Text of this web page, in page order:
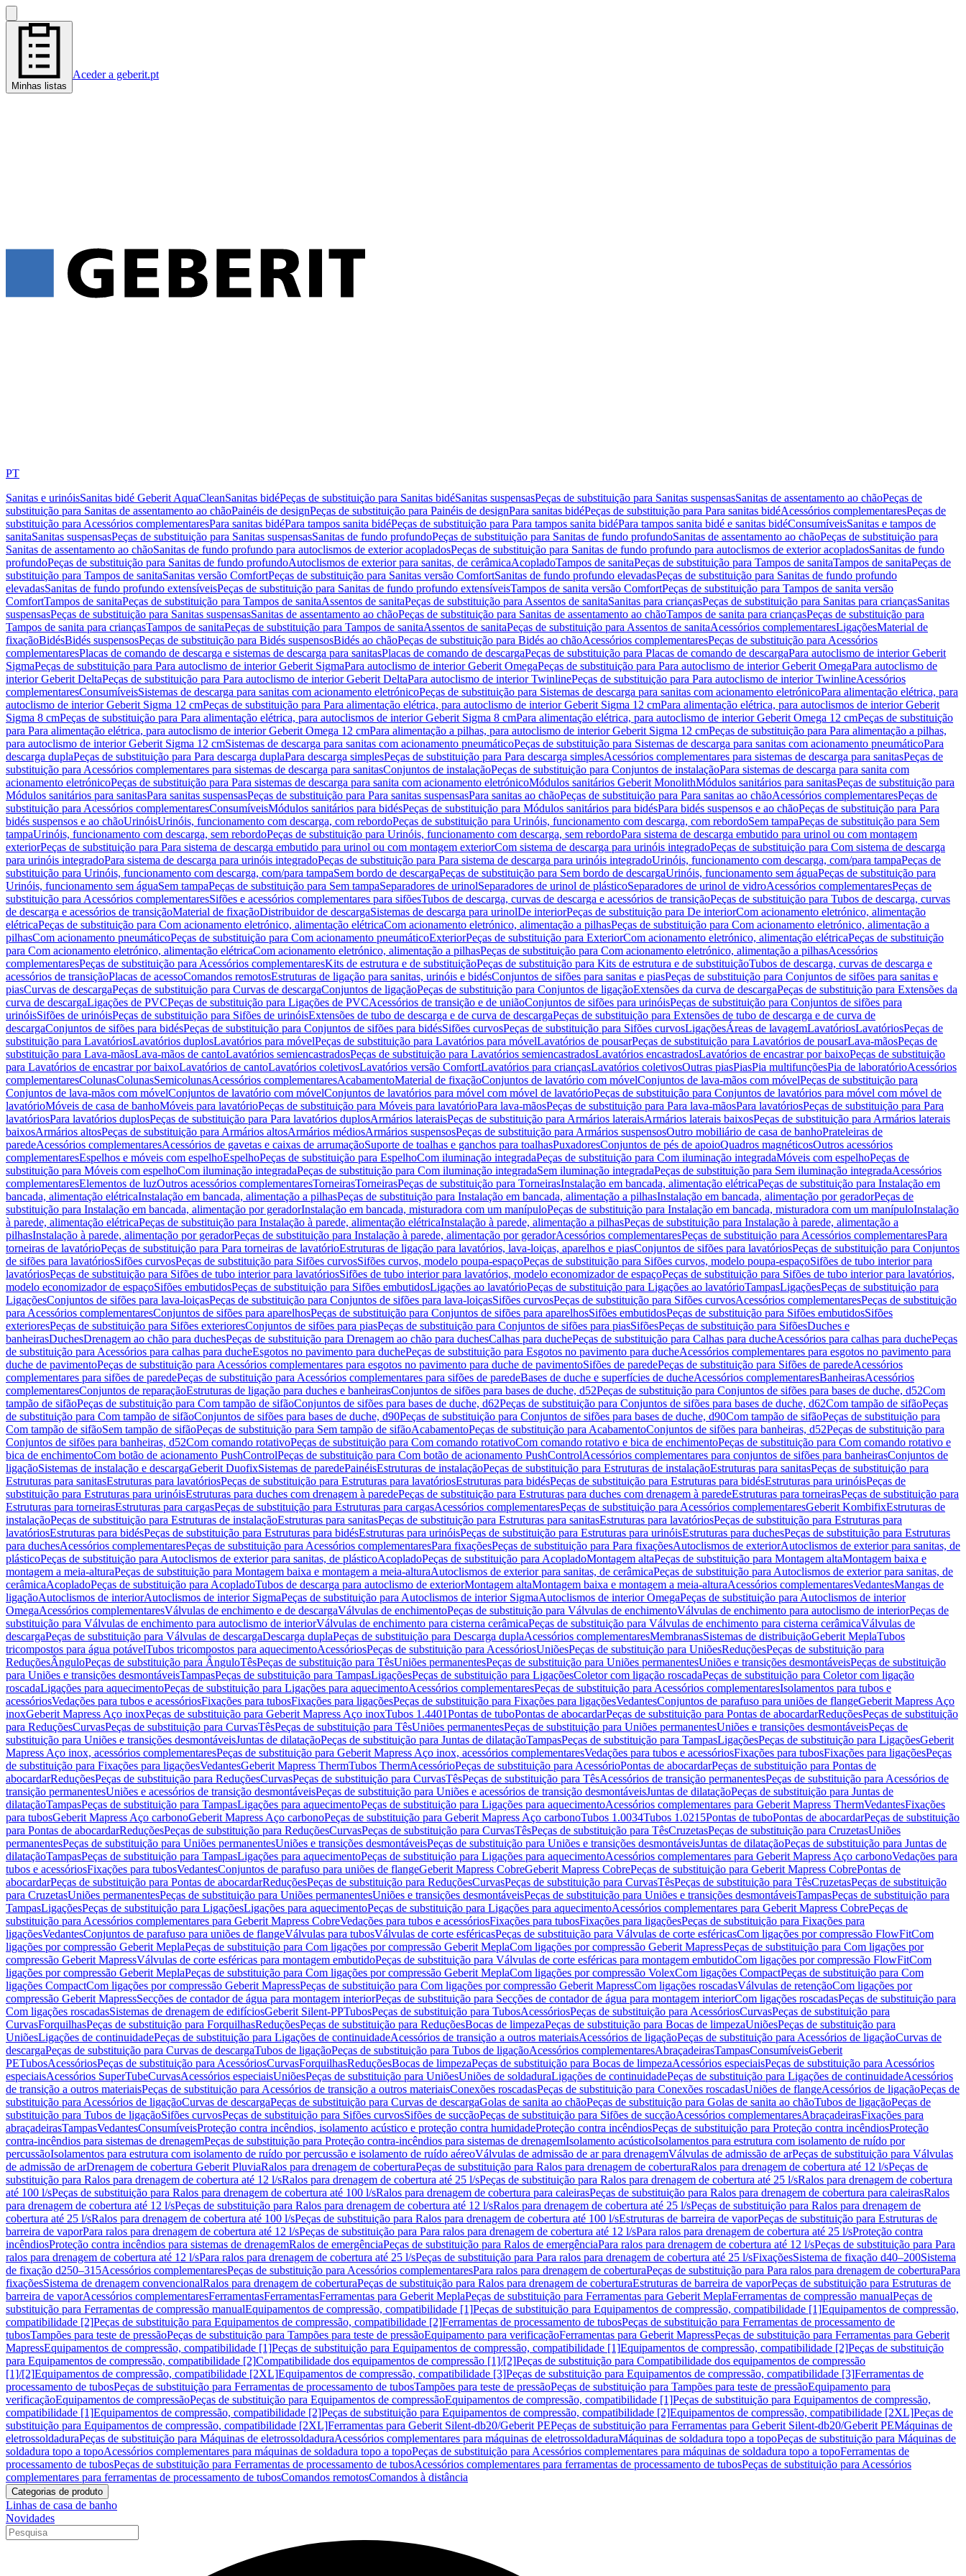
Minhas listas
Aceder a geberit.pt
PT
Sanitas e urinóisSanitas bidé Geberit AquaCleanSanitas bidéPeças de substituição para Sanitas bidéSanitas suspensasPeças de substituição para Sanitas suspensasSanitas de assentamento ao chãoPeças de
substituição para Sanitas de assentamento ao chãoPainéis de designPeças de substituição para Painéis de designPara sanitas bidéPeças de substituição para Para sanitas bidéAcessórios complementaresPeças de
substituição para Acessórios complementaresPara sanitas bidéPara tampos sanita bidéPeças de substituição para Para tampos sanita bidéPara tampos sanita bidé e sanitas bidéConsumíveisSanitas e tampos de
sanitaSanitas suspensasPeças de substituição para Sanitas suspensasSanitas de fundo profundoPeças de substituição para Sanitas de fundo profundoSanitas de assentamento ao chãoPeças de substituição para
Sanitas de assentamento ao chãoSanitas de fundo profundo para autoclismos de exterior acopladosPeças de substituição para Sanitas de fundo profundo para autoclismos de exterior acopladosSanitas de fundo
profundoPeças de substituição para Sanitas de fundo profundoAutoclismos de exterior para sanitas, de cerâmicaAcopladoTampos de sanitaPeças de substituição para Tampos de sanitaTampos de sanitaPeças de
substituição para Tampos de sanitaSanitas versão ComfortPeças de substituição para Sanitas versão ComfortSanitas de fundo profundo elevadasPeças de substituição para Sanitas de fundo profundo
elevadasSanitas de fundo profundo extensíveisPeças de substituição para Sanitas de fundo profundo extensíveisTampos de sanita versão ComfortPeças de substituição para Tampos de sanita versão
ComfortTampos de sanitaPeças de substituição para Tampos de sanitaAssentos de sanitaPeças de substituição para Assentos de sanitaSanitas para criançasPeças de substituição para Sanitas para criançasSanitas
suspensasPeças de substituição para Sanitas suspensasSanitas de assentamento ao chãoPeças de substituição para Sanitas de assentamento ao chãoTampos de sanita para criançasPeças de substituição para
Tampos de sanita para criançasTampos de sanitaPeças de substituição para Tampos de sanitaAssentos de sanitaPeças de substituição para Assentos de sanitaAcessórios complementaresLigaçõesMaterial de
fixaçãoBidésBidés suspensosPeças de substituição para Bidés suspensosBidés ao chãoPeças de substituição para Bidés ao chãoAcessórios complementaresPeças de substituição para Acessórios
complementaresPlacas de comando de descarga e sistemas de descarga para sanitasPlacas de comando de descargaPeças de substituição para Placas de comando de descargaPara autoclismo de interior Geberit
SigmaPeças de substituição para Para autoclismo de interior Geberit SigmaPara autoclismo de interior Geberit OmegaPeças de substituição para Para autoclismo de interior Geberit OmegaPara autoclismo de
interior Geberit DeltaPeças de substituição para Para autoclismo de interior Geberit DeltaPara autoclismo de interior TwinlinePeças de substituição para Para autoclismo de interior TwinlineAcessórios
complementaresConsumíveisSistemas de descarga para sanitas com acionamento eletrónicoPeças de substituição para Sistemas de descarga para sanitas com acionamento eletrónicoPara alimentação elétrica, para
autoclismo de interior Geberit Sigma 12 cmPeças de substituição para Para alimentação elétrica, para autoclismo de interior Geberit Sigma 12 cmPara alimentação elétrica, para autoclismos de interior Geberit
Sigma 8 cmPeças de substituição para Para alimentação elétrica, para autoclismos de interior Geberit Sigma 8 cmPara alimentação elétrica, para autoclismo de interior Geberit Omega 12 cmPeças de substituição
para Para alimentação elétrica, para autoclismo de interior Geberit Omega 12 cmPara alimentação a pilhas, para autoclismo de interior Geberit Sigma 12 cmPeças de substituição para Para alimentação a pilhas,
para autoclismo de interior Geberit Sigma 12 cmSistemas de descarga para sanitas com acionamento pneumáticoPeças de substituição para Sistemas de descarga para sanitas com acionamento pneumáticoPara
descarga duplaPeças de substituição para Para descarga duplaPara descarga simplesPeças de substituição para Para descarga simplesAcessórios complementares para sistemas de descarga para sanitasPeças de
substituição para Acessórios complementares para sistemas de descarga para sanitasConjuntos de instalaçãoPeças de substituição para Conjuntos de instalaçãoPara sistemas de descarga para sanita com
acionamento eletrónicoPeças de substituição para Para sistemas de descarga para sanita com acionamento eletrónicoMódulos sanitários Geberit MonolithMódulos sanitários para sanitasPeças de substituição para
Módulos sanitários para sanitasPara sanitas suspensasPeças de substituição para Para sanitas suspensasPara sanitas ao chãoPeças de substituição para Para sanitas ao chãoAcessórios complementaresPeças de
substituição para Acessórios complementaresConsumíveisMódulos sanitários para bidésPeças de substituição para Módulos sanitários para bidésPara bidés suspensos e ao chãoPeças de substituição para Para
bidés suspensos e ao chãoUrinóisUrinóis, funcionamento com descarga, com rebordoPeças de substituição para Urinóis, funcionamento com descarga, com rebordoSem tampaPeças de substituição para Sem
tampaUrinóis, funcionamento com descarga, sem rebordoPeças de substituição para Urinóis, funcionamento com descarga, sem rebordoPara sistema de descarga embutido para urinol ou com montagem
exteriorPeças de substituição para Para sistema de descarga embutido para urinol ou com montagem exteriorCom sistema de descarga para urinóis integradoPeças de substituição para Com sistema de descarga
para urinóis integradoPara sistema de descarga para urinóis integradoPeças de substituição para Para sistema de descarga para urinóis integradoUrinóis, funcionamento com descarga, com/para tampaPeças de
substituição para Urinóis, funcionamento com descarga, com/para tampaSem bordo de descargaPeças de substituição para Sem bordo de descargaUrinóis, funcionamento sem águaPeças de substituição para
Urinóis, funcionamento sem águaSem tampaPeças de substituição para Sem tampaSeparadores de urinolSeparadores de urinol de plásticoSeparadores de urinol de vidroAcessórios complementaresPeças de
substituição para Acessórios complementaresSifões e acessórios complementares para sifõesTubos de descarga, curvas de descarga e acessórios de transiçãoPeças de substituição para Tubos de descarga, curvas
de descarga e acessórios de transiçãoMaterial de fixaçãoDistribuidor de descargaSistemas de descarga para urinolDe interiorPeças de substituição para De interiorCom acionamento eletrónico, alimentação
elétricaPeças de substituição para Com acionamento eletrónico, alimentação elétricaCom acionamento eletrónico, alimentação a pilhasPeças de substituição para Com acionamento eletrónico, alimentação a
pilhasCom acionamento pneumáticoPeças de substituição para Com acionamento pneumáticoExteriorPeças de substituição para ExteriorCom acionamento eletrónico, alimentação elétricaPeças de substituição
para Com acionamento eletrónico, alimentação elétricaCom acionamento eletrónico, alimentação a pilhasPeças de substituição para Com acionamento eletrónico, alimentação a pilhasAcessórios
complementaresPeças de substituição para Acessórios complementaresKits de estrutura e de substituiçãoPeças de substituição para Kits de estrutura e de substituiçãoTubos de descarga, curvas de descarga e
acessórios de transiçãoPlacas de acessoComandos remotosEstruturas de ligação para sanitas, urinóis e bidésConjuntos de sifões para sanitas e piasPeças de substituição para Conjuntos de sifões para sanitas e
piasCurvas de descargaPeças de substituição para Curvas de descargaConjuntos de ligaçãoPeças de substituição para Conjuntos de ligaçãoExtensões da curva de descargaPeças de substituição para Extensões da
curva de descargaLigações de PVCPeças de substituição para Ligações de PVCAcessórios de transição e de uniãoConjuntos de sifões para urinóisPeças de substituição para Conjuntos de sifões para
urinóisSifões de urinóisPeças de substituição para Sifões de urinóisExtensões de tubo de descarga e de curva de descargaPeças de substituição para Extensões de tubo de descarga e de curva de
descargaConjuntos de sifões para bidésPeças de substituição para Conjuntos de sifões para bidésSifões curvosPeças de substituição para Sifões curvosLigaçõesÁreas de lavagemLavatóriosLavatóriosPeças de
substituição para LavatóriosLavatórios duplosLavatórios para móvelPeças de substituição para Lavatórios para móvelLavatórios de pousarPeças de substituição para Lavatórios de pousarLava-mãosPeças de
substituição para Lava-mãosLava-mãos de cantoLavatórios semiencastradosPeças de substituição para Lavatórios semiencastradosLavatórios encastradosLavatórios de encastrar por baixoPeças de substituição
para Lavatórios de encastrar por baixoLavatórios de cantoLavatórios coletivosLavatórios versão ComfortLavatórios para criançasLavatórios coletivosOutras piasPiasPia multifunçõesPia de laboratórioAcessórios
complementaresColunasColunasSemicolunasAcessórios complementaresAcabamentoMaterial de fixaçãoConjuntos de lavatório com móvelConjuntos de lava-mãos com móvelPeças de substituição para
Conjuntos de lava-mãos com móvelConjuntos de lavatório com móvelConjuntos de lavatórios para móvel com móvel de lavatórioPeças de substituição para Conjuntos de lavatórios para móvel com móvel de
lavatórioMóveis de casa de banhoMóveis para lavatórioPeças de substituição para Móveis para lavatórioPara lava-mãosPeças de substituição para Para lava-mãosPara lavatóriosPeças de substituição para Para
lavatóriosPara lavatórios duplosPeças de substituição para Para lavatórios duplosArmários lateraisPeças de substituição para Armários lateraisArmários laterais baixosPeças de substituição para Armários laterais
baixosArmários altosPeças de substituição para Armários altosArmários médiosArmários suspensosPeças de substituição para Armários suspensosOutro mobiliário de casa de banhoPrateleiras de
paredeAcessórios complementaresAcessórios de gavetas e caixas de arrumaçãoSuporte de toalhas e ganchos para toalhasPuxadoresConjuntos de pés de apoioQuadros magnéticosOutros acessórios
complementaresEspelhos e móveis com espelhoEspelhoPeças de substituição para EspelhoCom iluminação integradaPeças de substituição para Com iluminação integradaMóveis com espelhoPeças de
substituição para Móveis com espelhoCom iluminação integradaPeças de substituição para Com iluminação integradaSem iluminação integradaPeças de substituição para Sem iluminação integradaAcessórios
complementaresElementos de luzOutros acessórios complementaresTorneirasTorneirasPeças de substituição para TorneirasInstalação em bancada, alimentação elétricaPeças de substituição para Instalação em
bancada, alimentação elétricaInstalação em bancada, alimentação a pilhasPeças de substituição para Instalação em bancada, alimentação a pilhasInstalação em bancada, alimentação por geradorPeças de
substituição para Instalação em bancada, alimentação por geradorInstalação em bancada, misturadora com um manípuloPeças de substituição para Instalação em bancada, misturadora com um manípuloInstalação
à parede, alimentação elétricaPeças de substituição para Instalação à parede, alimentação elétricaInstalação à parede, alimentação a pilhasPeças de substituição para Instalação à parede, alimentação a
pilhasInstalação à parede, alimentação por geradorPeças de substituição para Instalação à parede, alimentação por geradorAcessórios complementaresPeças de substituição para Acessórios complementaresPara
torneiras de lavatórioPeças de substituição para Para torneiras de lavatórioEstruturas de ligação para lavatórios, lava-loiças, aparelhos e piasConjuntos de sifões para lavatóriosPeças de substituição para Conjuntos
de sifões para lavatóriosSifões curvosPeças de substituição para Sifões curvosSifões curvos, modelo poupa-espaçoPeças de substituição para Sifões curvos, modelo poupa-espaçoSifões de tubo interior para
lavatóriosPeças de substituição para Sifões de tubo interior para lavatóriosSifões de tubo interior para lavatórios, modelo economizador de espaçoPeças de substituição para Sifões de tubo interior para lavatórios,
modelo economizador de espaçoSifões embutidosPeças de substituição para Sifões embutidosLigações ao lavatórioPeças de substituição para Ligações ao lavatórioTampasLigaçõesPeças de substituição para
LigaçõesConjuntos de sifões para lava-loiçasPeças de substituição para Conjuntos de sifões para lava-loiçasSifões curvosPeças de substituição para Sifões curvosAcessórios complementaresPeças de substituição
para Acessórios complementaresConjuntos de sifões para aparelhosPeças de substituição para Conjuntos de sifões para aparelhosSifões embutidosPeças de substituição para Sifões embutidosSifões
exterioresPeças de substituição para Sifões exterioresConjuntos de sifões para piasPeças de substituição para Conjuntos de sifões para piasSifõesPeças de substituição para SifõesDuches e
banheirasDuchesDrenagem ao chão para duchesPeças de substituição para Drenagem ao chão para duchesCalhas para duchePeças de substituição para Calhas para ducheAcessórios para calhas para duchePeças
de substituição para Acessórios para calhas para ducheEsgotos no pavimento para duchePeças de substituição para Esgotos no pavimento para ducheAcessórios complementares para esgotos no pavimento para
duche de pavimentoPeças de substituição para Acessórios complementares para esgotos no pavimento para duche de pavimentoSifões de paredePeças de substituição para Sifões de paredeAcessórios
complementares para sifões de paredePeças de substituição para Acessórios complementares para sifões de paredeBases de duche e superfícies de ducheAcessórios complementaresBanheirasAcessórios
complementaresConjuntos de reparaçãoEstruturas de ligação para duches e banheirasConjuntos de sifões para bases de duche, d52Peças de substituição para Conjuntos de sifões para bases de duche, d52Com
tampão de sifãoPeças de substituição para Com tampão de sifãoConjuntos de sifões para bases de duche, d62Peças de substituição para Conjuntos de sifões para bases de duche, d62Com tampão de sifãoPeças
de substituição para Com tampão de sifãoConjuntos de sifões para bases de duche, d90Peças de substituição para Conjuntos de sifões para bases de duche, d90Com tampão de sifãoPeças de substituição para
Com tampão de sifãoSem tampão de sifãoPeças de substituição para Sem tampão de sifãoAcabamentoPeças de substituição para AcabamentoConjuntos de sifões para banheiras, d52Peças de substituição para
Conjuntos de sifões para banheiras, d52Com comando rotativoPeças de substituição para Com comando rotativoCom comando rotativo e bica de enchimentoPeças de substituição para Com comando rotativo e
bica de enchimentoCom botão de acionamento PushControlPeças de substituição para Com botão de acionamento PushControlAcessórios complementares para conjuntos de sifões para banheirasConjuntos de
ligaçãoSistemas de instalação e descargaGeberit DuofixSistemas de paredePainéisEstruturas de instalaçãoPeças de substituição para Estruturas de instalaçãoEstruturas para sanitasPeças de substituição para
Estruturas para sanitasEstruturas para lavatóriosPeças de substituição para Estruturas para lavatóriosEstruturas para bidésPeças de substituição para Estruturas para bidésEstruturas para urinóisPeças de
substituição para Estruturas para urinóisEstruturas para duches com drenagem à paredePeças de substituição para Estruturas para duches com drenagem à paredeEstruturas para torneirasPeças de substituição para
Estruturas para torneirasEstruturas para cargasPeças de substituição para Estruturas para cargasAcessórios complementaresPeças de substituição para Acessórios complementaresGeberit KombifixEstruturas de
instalaçãoPeças de substituição para Estruturas de instalaçãoEstruturas para sanitasPeças de substituição para Estruturas para sanitasEstruturas para lavatóriosPeças de substituição para Estruturas para
lavatóriosEstruturas para bidésPeças de substituição para Estruturas para bidésEstruturas para urinóisPeças de substituição para Estruturas para urinóisEstruturas para duchesPeças de substituição para Estruturas
para duchesAcessórios complementaresPeças de substituição para Acessórios complementaresPara fixaçõesPeças de substituição para Para fixaçõesAutoclismos de exteriorAutoclismos de exterior para sanitas, de
plásticoPeças de substituição para Autoclismos de exterior para sanitas, de plásticoAcopladoPeças de substituição para AcopladoMontagem altaPeças de substituição para Montagem altaMontagem baixa e
montagem a meia-alturaPeças de substituição para Montagem baixa e montagem a meia-alturaAutoclismos de exterior para sanitas, de cerâmicaPeças de substituição para Autoclismos de exterior para sanitas, de
cerâmicaAcopladoPeças de substituição para AcopladoTubos de descarga para autoclismo de exteriorMontagem altaMontagem baixa e montagem a meia-alturaAcessórios complementaresVedantesMangas de
ligaçãoAutoclismos de interiorAutoclismos de interior SigmaPeças de substituição para Autoclismos de interior SigmaAutoclismos de interior OmegaPeças de substituição para Autoclismos de interior
OmegaAcessórios complementaresVálvulas de enchimento e de descargaVálvulas de enchimentoPeças de substituição para Válvulas de enchimentoVálvulas de enchimento para autoclismo de interiorPeças de
substituição para Válvulas de enchimento para autoclismo de interiorVálvulas de enchimento para cisterna cerâmicaPeças de substituição para Válvulas de enchimento para cisterna cerâmicaVálvulas de
descargaPeças de substituição para Válvulas de descargaDescarga duplaPeças de substituição para Descarga duplaAcessórios complementaresMembranasSistemas de distribuiçãoGeberit MeplaTubos
tricompostos para água potávelTubos tricompostos para aquecimentoAcessóriosPeças de substituição para AcessóriosUniõesPeças de substituição para UniõesReduçõesPeças de substituição para
ReduçõesÂnguloPeças de substituição para ÂnguloTêsPeças de substituição para TêsUniões permanentesPeças de substituição para Uniões permanentesUniões e transições desmontáveisPeças de substituição
para Uniões e transições desmontáveisTampasPeças de substituição para TampasLigaçõesPeças de substituição para LigaçõesColetor com ligação roscadaPeças de substituição para Coletor com ligação
roscadaLigações para aquecimentoPeças de substituição para Ligações para aquecimentoAcessórios complementaresPeças de substituição para Acessórios complementaresIsolamentos para tubos e
acessóriosVedações para tubos e acessóriosFixações para tubosFixações para ligaçõesPeças de substituição para Fixações para ligaçõesVedantesConjuntos de parafuso para uniões de flangeGeberit Mapress Aço
inoxGeberit Mapress Aço inoxPeças de substituição para Geberit Mapress Aço inoxTubos 1.4401Pontas de tuboPontas de abocardarPeças de substituição para Pontas de abocardarReduçõesPeças de substituição
para ReduçõesCurvasPeças de substituição para CurvasTêsPeças de substituição para TêsUniões permanentesPeças de substituição para Uniões permanentesUniões e transições desmontáveisPeças de
substituição para Uniões e transições desmontáveisJuntas de dilataçãoPeças de substituição para Juntas de dilataçãoTampasPeças de substituição para TampasLigaçõesPeças de substituição para LigaçõesGeberit
Mapress Aço inox, acessórios complementaresPeças de substituição para Geberit Mapress Aço inox, acessórios complementaresVedações para tubos e acessóriosFixações para tubosFixações para ligaçõesPeças
de substituição para Fixações para ligaçõesVedantesGeberit Mapress ThermTubos ThermAcessórioPeças de substituição para AcessórioPontas de abocardarPeças de substituição para Pontas de
abocardarReduçõesPeças de substituição para ReduçõesCurvasPeças de substituição para CurvasTêsPeças de substituição para TêsAcessórios de transição permanentesPeças de substituição para Acessórios de
transição permanentesUniões e acessórios de transição desmontáveisPeças de substituição para Uniões e acessórios de transição desmontáveisJuntas de dilataçãoPeças de substituição para Juntas de
dilataçãoTampasPeças de substituição para TampasLigações para aquecimentoPeças de substituição para Ligações para aquecimentoAcessórios complementares para Geberit Mapress ThermVedantesFixações
para tubosGeberit Mapress Aço carbonoGeberit Mapress Aço carbonoPeças de substituição para Geberit Mapress Aço carbonoTubos 1.0034Tubos 1.0215Pontas de tuboPontas de abocardarPeças de substituição
para Pontas de abocardarReduçõesPeças de substituição para ReduçõesCurvasPeças de substituição para CurvasTêsPeças de substituição para TêsCruzetasPeças de substituição para CruzetasUniões
permanentesPeças de substituição para Uniões permanentesUniões e transições desmontáveisPeças de substituição para Uniões e transições desmontáveisJuntas de dilataçãoPeças de substituição para Juntas de
dilataçãoTampasPeças de substituição para TampasLigações para aquecimentoPeças de substituição para Ligações para aquecimentoAcessórios complementares para Geberit Mapress Aço carbonoVedações para
tubos e acessóriosFixações para tubosVedantesConjuntos de parafuso para uniões de flangeGeberit Mapress CobreGeberit Mapress CobrePeças de substituição para Geberit Mapress CobrePontas de
abocardarPeças de substituição para Pontas de abocardarReduçõesPeças de substituição para ReduçõesCurvasPeças de substituição para CurvasTêsPeças de substituição para TêsCruzetasPeças de substituição
para CruzetasUniões permanentesPeças de substituição para Uniões permanentesUniões e transições desmontáveisPeças de substituição para Uniões e transições desmontáveisTampasPeças de substituição para
TampasLigaçõesPeças de substituição para LigaçõesLigações para aquecimentoPeças de substituição para Ligações para aquecimentoAcessórios complementares para Geberit Mapress CobrePeças de
substituição para Acessórios complementares para Geberit Mapress CobreVedações para tubos e acessóriosFixações para tubosFixações para ligaçõesPeças de substituição para Fixações para
ligaçõesVedantesConjuntos de parafuso para uniões de flangeVálvulas para tubosVálvulas de corte esféricasPeças de substituição para Válvulas de corte esféricasCom ligações por compressão FlowFitCom
ligações por compressão Geberit MeplaPeças de substituição para Com ligações por compressão Geberit MeplaCom ligações por compressão Geberit MapressPeças de substituição para Com ligações por
compressão Geberit MapressVálvulas de corte esféricas para montagem embutidoPeças de substituição para Válvulas de corte esféricas para montagem embutidoCom ligações por compressão FlowFitCom
ligações por compressão Geberit MeplaPeças de substituição para Com ligações por compressão Geberit MeplaCom ligações por compressão VolexCom ligações CompactPeças de substituição para Com
ligações CompactCom ligações por compressão Geberit MapressPeças de substituição para Com ligações por compressão Geberit MapressCom ligações roscadasVálvulas de retençãoCom ligações por
compressão Geberit MapressSecções de contador de água para montagem interiorPeças de substituição para Secções de contador de água para montagem interiorCom ligações roscadasPeças de substituição para
Com ligações roscadasSistemas de drenagem de edifíciosGeberit Silent-PPTubosPeças de substituição para TubosAcessóriosPeças de substituição para AcessóriosCurvasPeças de substituição para
CurvasForquilhasPeças de substituição para ForquilhasReduçõesPeças de substituição para ReduçõesBocas de limpezaPeças de substituição para Bocas de limpezaUniõesPeças de substituição para
UniõesLigações de continuidadePeças de substituição para Ligações de continuidadeAcessórios de transição a outros materiaisAcessórios de ligaçãoPeças de substituição para Acessórios de ligaçãoCurvas de
descargaPeças de substituição para Curvas de descargaTubos de ligaçãoPeças de substituição para Tubos de ligaçãoAcessórios complementaresAbraçadeirasTampasConsumíveisGeberit
PETubosAcessóriosPeças de substituição para AcessóriosCurvasForquilhasReduçõesBocas de limpezaPeças de substituição para Bocas de limpezaAcessórios especiaisPeças de substituição para Acessórios
especiaisAcessórios SuperTubeCurvasAcessórios especiaisUniõesPeças de substituição para UniõesUniões de soldaduraLigações de continuidadePeças de substituição para Ligações de continuidadeAcessórios
de transição a outros materiaisPeças de substituição para Acessórios de transição a outros materiaisConexões roscadasPeças de substituição para Conexões roscadasUniões de flangeAcessórios de ligaçãoPeças de
substituição para Acessórios de ligaçãoCurvas de descargaPeças de substituição para Curvas de descargaGolas de sanita ao chãoPeças de substituição para Golas de sanita ao chãoTubos de ligaçãoPeças de
substituição para Tubos de ligaçãoSifões curvosPeças de substituição para Sifões curvosSifões de sucçãoPeças de substituição para Sifões de sucçãoAcessórios complementaresAbraçadeirasFixações para
abraçadeirasTampasVedantesConsumíveisProteção contra incêndios, isolamento acústico e proteção contra humidadeProteção contra incêndiosPeças de substituição para Proteção contra incêndiosProteção
contra-incêndios para sistemas de drenagemPeças de substituição para Proteção contra-incêndios para sistemas de drenagemIsolamento acústicoIsolamentos para estrutura com isolamento de ruído por
percussãoIsolamentos para estrutura com isolamento de ruído por percussão e isolamento de ruído aéreoVálvulas de admissão de ar para drenagemVálvulas de admissão de arPeças de substituição para Válvulas
de admissão de arDrenagem de cobertura Geberit PluviaRalos para drenagem de coberturaPeças de substituição para Ralos para drenagem de coberturaRalos para drenagem de cobertura até 12 l/sPeças de
substituição para Ralos para drenagem de cobertura até 12 l/sRalos para drenagem de cobertura até 25 l/sPeças de substituição para Ralos para drenagem de cobertura até 25 l/sRalos para drenagem de cobertura
até 100 l/sPeças de substituição para Ralos para drenagem de cobertura até 100 l/sRalos para drenagem de cobertura para caleirasPeças de substituição para Ralos para drenagem de cobertura para caleirasRalos
para drenagem de cobertura até 12 l/sPeças de substituição para Ralos para drenagem de cobertura até 12 l/sRalos para drenagem de cobertura até 25 l/sPeças de substituição para Ralos para drenagem de
cobertura até 25 l/sRalos para drenagem de cobertura até 100 l/sPeças de substituição para Ralos para drenagem de cobertura até 100 l/sEstruturas de barreira de vaporPeças de substituição para Estruturas de
barreira de vaporPara ralos para drenagem de cobertura até 12 l/sPeças de substituição para Para ralos para drenagem de cobertura até 12 l/sPara ralos para drenagem de cobertura até 25 l/sProteção contra
incêndiosProteção contra incêndios para sistemas de drenagemRalos de emergênciaPeças de substituição para Ralos de emergênciaPara ralos para drenagem de cobertura até 12 l/sPeças de substituição para Para
ralos para drenagem de cobertura até 12 l/sPara ralos para drenagem de cobertura até 25 l/sPeças de substituição para Para ralos para drenagem de cobertura até 25 l/sFixaçõesSistema de fixação d40–200Sistema
de fixação d250–315Acessórios complementaresPeças de substituição para Acessórios complementaresPara ralos para drenagem de coberturaPeças de substituição para Para ralos para drenagem de coberturaPara
fixaçõesSistema de drenagem convencionalRalos para drenagem de coberturaPeças de substituição para Ralos para drenagem de coberturaEstruturas de barreira de vaporPeças de substituição para Estruturas de
barreira de vaporAcessórios complementaresFerramentasFerramentasFerramentas para Geberit MeplaPeças de substituição para Ferramentas para Geberit MeplaFerramentas de compressão manualPeças de
substituição para Ferramentas de compressão manualEquipamentos de compressão, compatibilidade [1]Peças de substituição para Equipamentos de compressão, compatibilidade [1]Equipamentos de compressão,
compatibilidade [2]Peças de substituição para Equipamentos de compressão, compatibilidade [2]Ferramentas de processamento de tubosPeças de substituição para Ferramentas de processamento de
tubosTampões para teste de pressãoPeças de substituição para Tampões para teste de pressãoEquipamento para verificaçãoFerramentas para Geberit MapressPeças de substituição para Ferramentas para Geberit
MapressEquipamentos de compressão, compatibilidade [1]Peças de substituição para Equipamentos de compressão, compatibilidade [1]Equipamentos de compressão, compatibilidade [2]Peças de substituição
para Equipamentos de compressão, compatibilidade [2]Compatibilidade dos equipamentos de compressão [1]/[2]Peças de substituição para Compatibilidade dos equipamentos de compressão
[1]/[2]Equipamentos de compressão, compatibilidade [2XL]Equipamentos de compressão, compatibilidade [3]Peças de substituição para Equipamentos de compressão, compatibilidade [3]Ferramentas de
processamento de tubosPeças de substituição para Ferramentas de processamento de tubosTampões para teste de pressãoPeças de substituição para Tampões para teste de pressãoEquipamento para
verificaçãoEquipamentos de compressãoPeças de substituição para Equipamentos de compressãoEquipamentos de compressão, compatibilidade [1]Peças de substituição para Equipamentos de compressão,
compatibilidade [1]Equipamentos de compressão, compatibilidade [2]Peças de substituição para Equipamentos de compressão, compatibilidade [2]Equipamentos de compressão, compatibilidade [2XL]Peças de
substituição para Equipamentos de compressão, compatibilidade [2XL]Ferramentas para Geberit Silent-db20/Geberit PEPeças de substituição para Ferramentas para Geberit Silent-db20/Geberit PEMáquinas de
eletrossoldaduraPeças de substituição para Máquinas de eletrossoldaduraAcessórios complementares para máquinas de eletrossoldaduraMáquinas de soldadura topo a topoPeças de substituição para Máquinas de
soldadura topo a topoAcessórios complementares para máquinas de soldadura topo a topoPeças de substituição para Acessórios complementares para máquinas de soldadura topo a topoFerramentas de
processamento de tubosPeças de substituição para Ferramentas de processamento de tubosAcessórios complementares para ferramentas de processamento de tubosPeças de substituição para Acessórios
complementares para ferramentas de processamento de tubosComandos remotosComandos à distância
Categorias de produto
Linhas de casa de banho
Novidades